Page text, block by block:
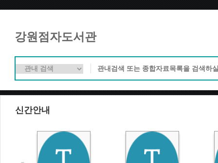
강원점자도서관
신간안내